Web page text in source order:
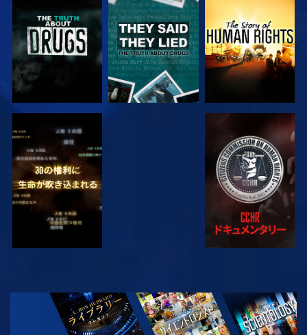
観る 観る
観る
観る シリーズを探求